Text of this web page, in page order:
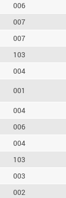
006
007
007
103
004
001
004
006
004
103
003
002